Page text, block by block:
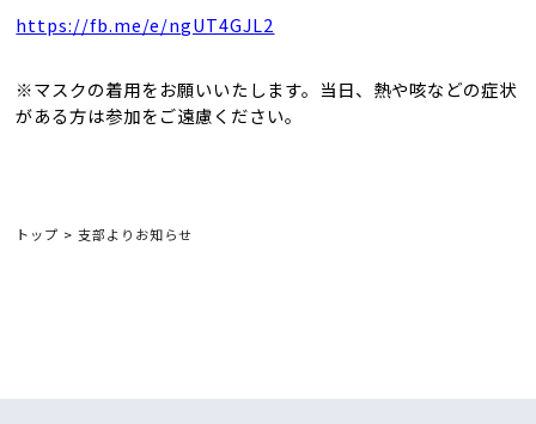
https://fb.me/e/ngUT4GJL2
※マスクの着用をお願いいたします。当日、熱や咳などの症状
がある方は参加をご遠慮ください。
トップ >支部よりお知らせ